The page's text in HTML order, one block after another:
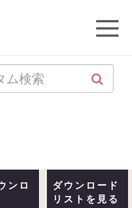
ンロ
ダウンロード
リストを見る